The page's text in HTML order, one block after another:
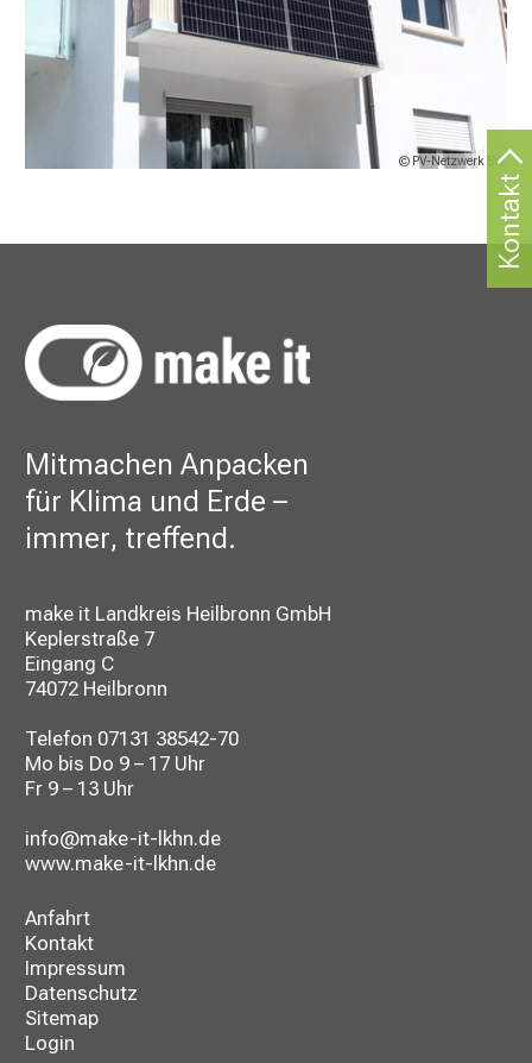
© PV-Netzwerk BW
Mitmachen Anpacken
für Klima und Erde –
immer, treffend.
make it Landkreis Heilbronn GmbH
Keplerstraße 7
Eingang C
74072 Heilbronn
Telefon 07131 38542-70
Mo bis Do 9 – 17 Uhr
Fr 9 – 13 Uhr
info@make-it-lkhn.de
www.make-it-lkhn.de
Anfahrt
Kontakt
Impressum
Datenschutz
Sitemap
Login
Kontakt